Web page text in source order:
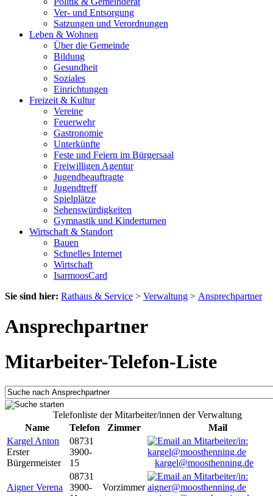
Ver- und Entsorgung
Satzungen und Verordnungen
Leben & Wohnen
Über die Gemeinde
Bildung
Gesundheit
Soziales
Einrichtungen
Freizeit & Kultur
Vereine
Feuerwehr
Gastronomie
Unterkünfte
Feste und Feiern im Bürgersaal
Freiwilligen Agentur
Jugendbeauftragte
Jugendtreff
Spielplätze
Sehenswürdigkeiten
Gymnastik und Kinderturnen
Wirtschaft & Standort
Bauen
Schnelles Internet
Wirtschaft
IsarmoosCard
Sie sind hier: Rathaus & Service > Verwaltung > Ansprechpartner
Ansprechpartner
Mitarbeiter-Telefon-Liste
Telefonliste der Mitarbeiter/innen der Verwaltung
Name
Telefon Zimmer
Mail
Kargel Anton
Erster
Bürgermeister
08731
3900-
15
kargel@moosthenning.de
Aigner Verena
08731
3900-
Vorzimmer